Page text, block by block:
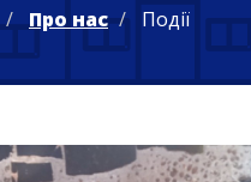
Про нас Події